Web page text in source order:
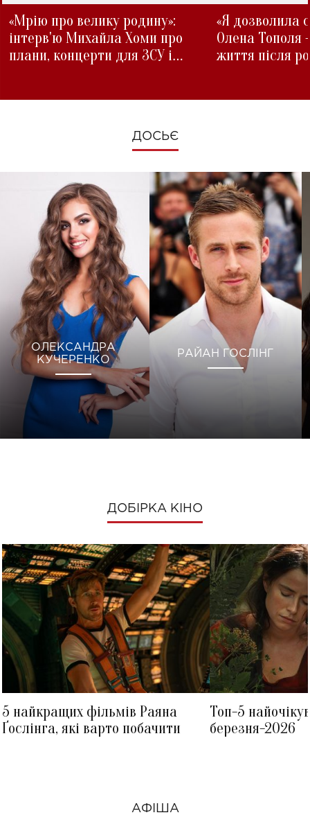
«Мрію про велику родину»:
інтерв'ю Михайла Хоми про
плани, концерти для ЗСУ і
«Я дозволила
Олена Тополя
життя після
ДОСЬЄ
ОЛЕКСАНДРА
КУЧЕРЕНКО
РАЙАН ГОСЛІНГ
ДОБІРКА КІНО
5 найкращих фільмів Раяна
Ґослінга, які варто побачити
Топ-5
березня-2026
АФІША